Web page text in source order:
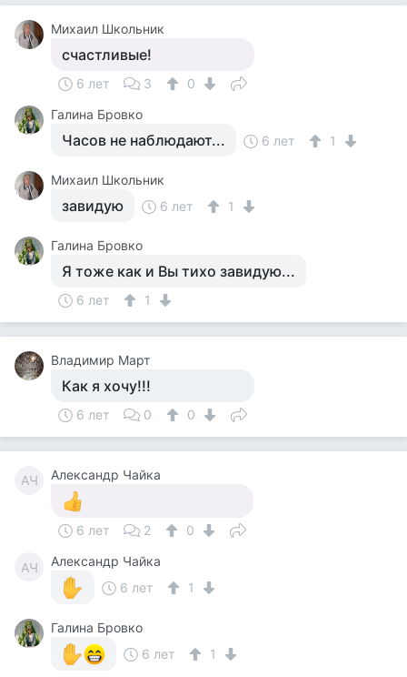
Михаил Школьник
счастливые!
6 лет 3
0
Галина Бровко
Часов не наблюдают... 6 лет 1
Михаил Школьник
завидую 6 лет 1
Галина Бровко
Я тоже как и Вы тихо завидую...
6 лет 1
Владимир Март
Как я хочу!!!
6 лет 0 0
АЧ Александр Чайка
6 лет 2 0
АЧ
Александр Чайка
6 лет
1
Галина Бровко
6 лет
1